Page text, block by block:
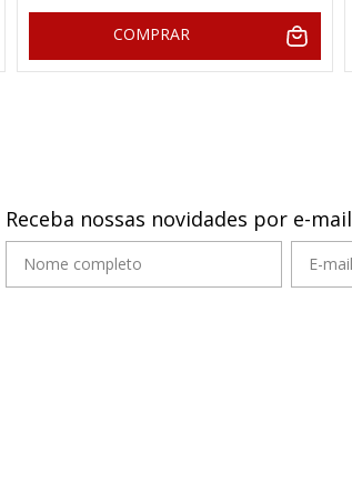
COMPRAR
Receba nossas novidades por e-mail